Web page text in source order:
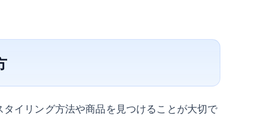
イリング方法や商品を見つけることが大切で